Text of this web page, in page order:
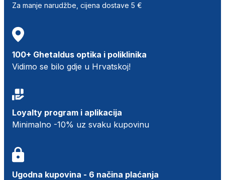
Za manje narudžbe, cijena dostave 5 €
100+ Ghetaldus optika i poliklinika
Vidimo se bilo gdje u Hrvatskoj!
Loyalty program i aplikacija
Minimalno -10% uz svaku kupovinu
Ugodna kupovina - 6 načina plaćanja